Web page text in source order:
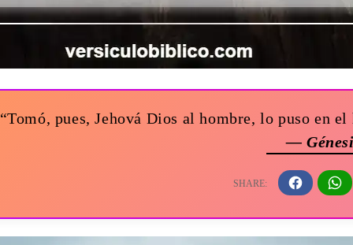
“Tomó, pues, Jehová Dios al hombre, lo puso en
—